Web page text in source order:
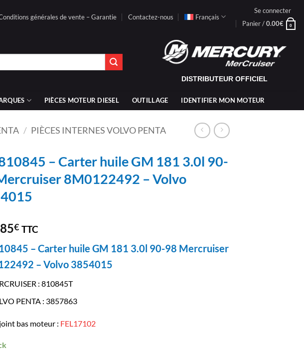
générales de vente – Garantie Contactez-nous Français
Se connecter
Panier /0.00€ 0
DISTRIBUTEUR OFFICIEL
PIÈCES MOTEUR DIESEL OUTILLAGE IDENTIFIER MON MOTEUR
/ PIÈCES INTERNES VOLVO PENTA
– Carter huile GM 181 3.0l 90-
8M0122492 – Volvo
€ TTC
– Carter huile GM 181 3.0l 90-98 Mercruiser
– Volvo 3854015
: 810845T
PENTA : 3857863
bas moteur : FEL17102